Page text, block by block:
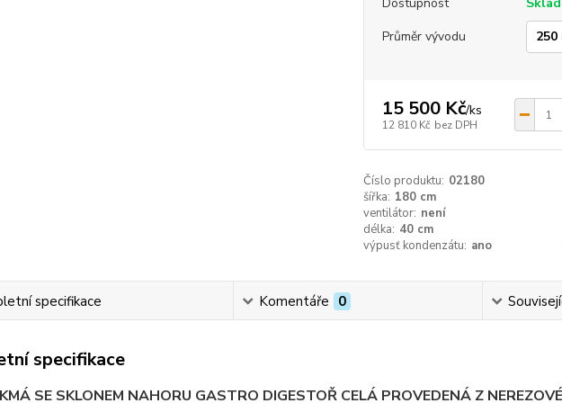
Průměr vývodu
15 500 Kč/ks
12 810 Kč bez DPH
Číslo produktu: 02180
šířka: 180 cm
ventilátor: není
délka: 40 cm
výpusť kondenzátu: ano
specifikace Komentáře 0
specifikace
SE SKLONEM NAHORU GASTRO DIGESTOŘ CELÁ PROVEDENÁ Z